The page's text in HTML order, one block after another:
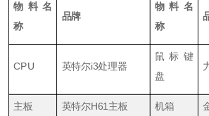
物料名
称
品牌
物料名
称
CPU 英特尔i3处理器
鼠标键
盘
主板 英特尔H61主板 机箱